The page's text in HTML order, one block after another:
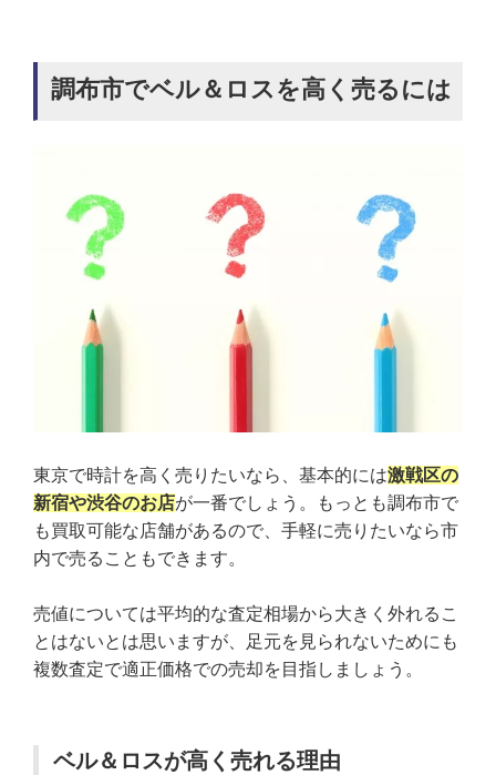
調布市でベル＆ロスを高く売るには
東京で時計を高く売りたいなら、基本的には激戦区の
新宿や渋谷のお店が一番でしょう。もっとも調布市で
も買取可能な店舗があるので、手軽に売りたいなら市
内で売ることもできます。
売値については平均的な査定相場から大きく外れるこ
とはないとは思いますが、足元を見られないためにも
複数査定で適正価格での売却を目指しましょう。
ベル＆ロスが高く売れる理由